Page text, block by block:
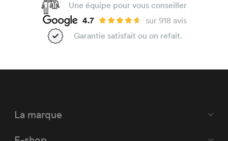
Une équipe pour vous conseiller
4.7
sur 918 avis
Garantie satisfait ou on refait.
La marque